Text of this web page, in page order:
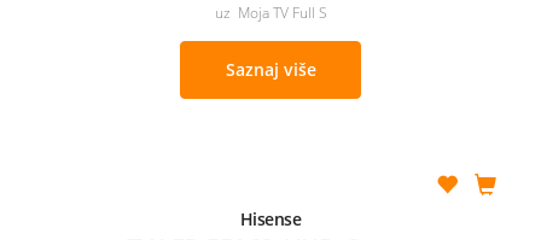
uz Moja TV Full S
Saznaj više
Hisense